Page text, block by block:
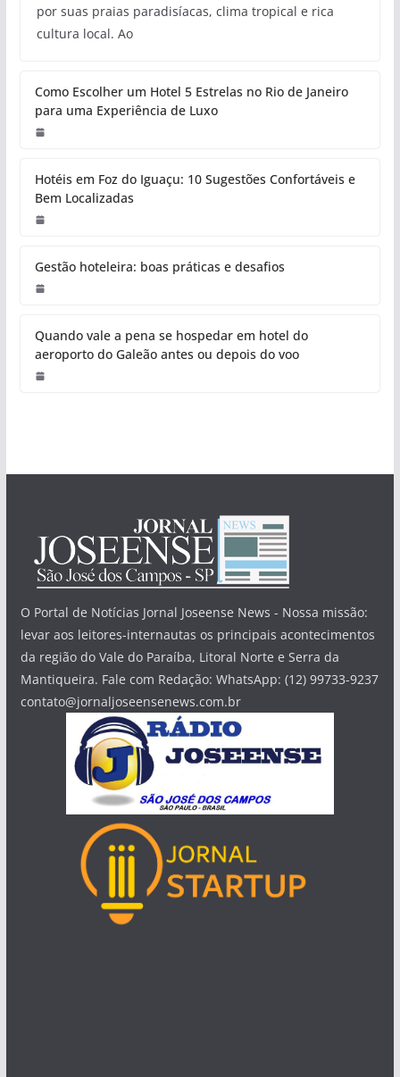
por suas praias paradisíacas, clima tropical e rica
cultura local. Ao
Como Escolher um Hotel 5 Estrelas no Rio de Janeiro
para uma Experiência de Luxo
Hotéis em Foz do Iguaçu: 10 Sugestões Confortáveis e
Bem Localizadas
Gestão hoteleira: boas práticas e desafios
Quando vale a pena se hospedar em hotel do
aeroporto do Galeão antes ou depois do voo
O Portal de Notícias Jornal Joseense News - Nossa missão:
levar aos leitores-internautas os principais acontecimentos
da região do Vale do Paraíba, Litoral Norte e Serra da
Mantiqueira. Fale com Redação: WhatsApp: (12) 99733-9237
contato@jornaljoseensenews.com.br